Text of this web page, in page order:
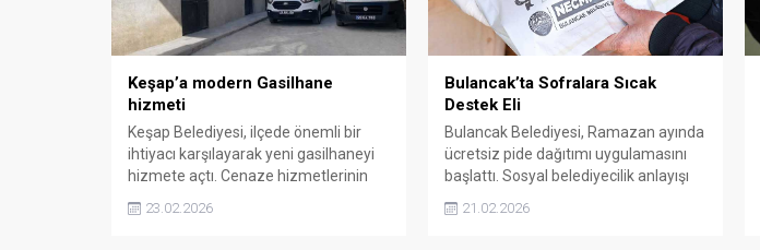
Keşap’a modern Gasilhane
hizmeti
Keşap Belediyesi, ilçede önemli bir
ihtiyacı karşılayarak yeni gasilhaneyi
hizmete açtı. Cenaze hizmetlerinin
daha sağlıklı ve düzenli yürütülmesi
amacıyla tamamlanan çalışma
23.02.2026
Bulancak’ta Sofralara Sıcak
Destek Eli
Bulancak Belediyesi, Ramazan ayında
ücretsiz pide dağıtımı uygulamasını
başlattı. Sosyal belediyecilik anlayışı
kapsamında hayata geçirilen ücretsiz
pide desteği, ilçede ihtiyaç sahiplerinin
21.02.2026